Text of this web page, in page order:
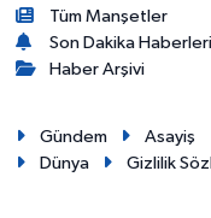
Tüm Manşetler
Son Dakika Haberleri
Haber Arşivi
Gündem Asayiş
Dünya
Gizlilik